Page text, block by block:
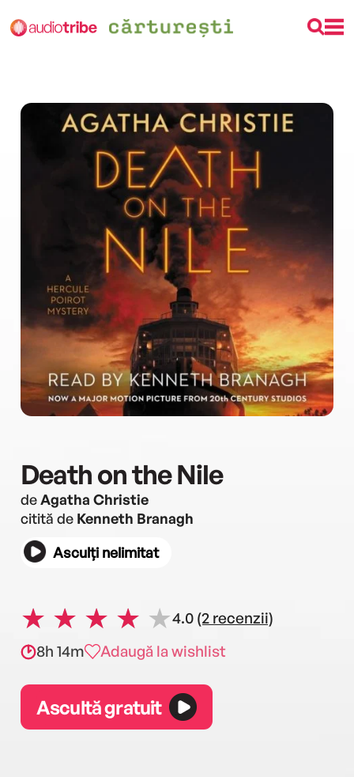
Death on the Nile
deAgatha Christie
citită de Kenneth Branagh
Asculți nelimitat
4.0 (2 recenzii)
8h 14m
Adaugă la wishlist
Ascultă gratuit